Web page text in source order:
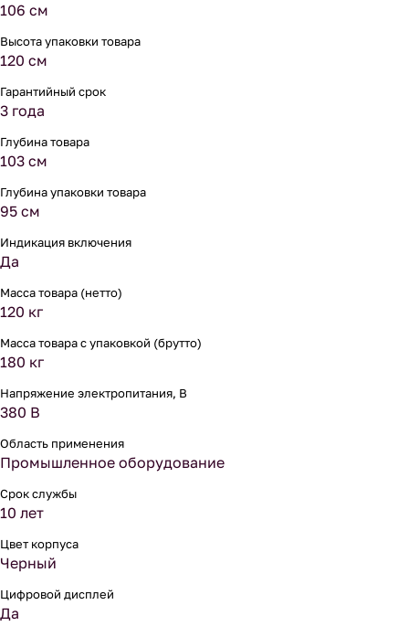
106 см
Высота упаковки товара
120 см
Гарантийный срок
3 года
Глубина товара
103 см
Глубина упаковки товара
95 см
Индикация включения
Да
Масса товара (нетто)
120 кг
Масса товара с упаковкой (брутто)
180 кг
Напряжение электропитания, В
380 В
Область применения
Промышленное оборудование
Срок службы
10 лет
Цвет корпуса
Черный
Цифровой дисплей
Да